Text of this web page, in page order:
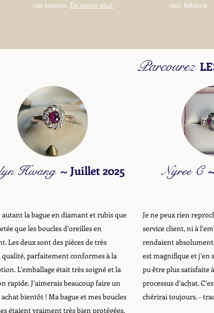
vos besoins. En savoir plus.
moi, Rebecca.
Parcourez
Hwang ~Juillet 2025
autant la bague en diamant et rubis que
que les boucles d’oreilles en
Les deux sont des pièces de très
qualité, parfaitement conformes à la
L’emballage était très soigné et la
rapide. J’aimerais beaucoup faire un
bientôt ! Ma bague et mes boucles
étaient vraiment très bien protégées.
Nyree C
Je ne peux rien
service client, ni à
rendaient absolument
est magnifique et j’en
pu être plus satisfaite
processus d’achat.
chérirai toujours.-